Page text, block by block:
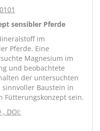
sensibler Pferde
im
Pferde. Eine
Magnesium im
und beobachtete
der untersuchten
sinnvoller Baustein in
Fütterungskonzept sein.
, DOI: